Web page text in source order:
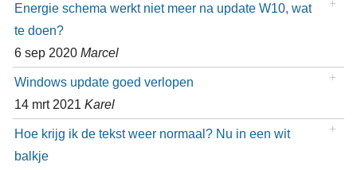
Energie schema werkt niet meer na update W10, wat
te doen?
6 sep 2020 Marcel
Windows update goed verlopen
14 mrt 2021 Karel
Hoe krijg ik de tekst weer normaal? Nu in een wit
balkje